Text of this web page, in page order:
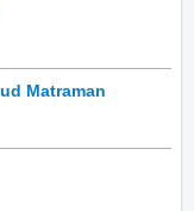
Matraman